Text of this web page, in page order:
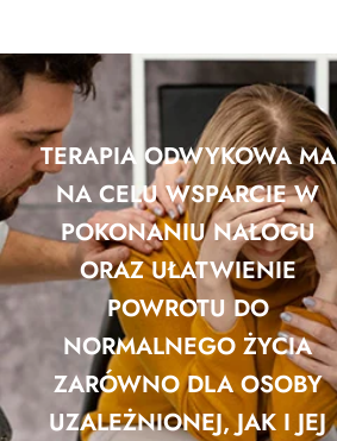
TERAPIA ODWYKOWA MA
NA CELU WSPARCIE W
POKONANIU NAŁOGU
ORAZ UŁATWIENIE
POWROTU DO
NORMALNEGO ŻYCIA
ZARÓWNO DLA OSOBY
UZALEŻNIONEJ, JAK I JEJ